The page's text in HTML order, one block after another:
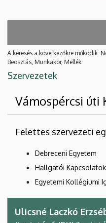
A keresés a következőkre működik:
Beosztás, Munkakör, Mellék
Szervezetek
Vámospércsi úti
Felettes szervezeti
Debreceni Egyetem
Hallgatói
Egyetemi Kollégiumi
Ulicsné Laczkó